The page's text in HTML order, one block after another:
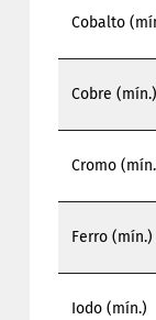
Cobalto
Cobre (mín.)
Cromo
Ferro (mín.)
Iodo (mín.)